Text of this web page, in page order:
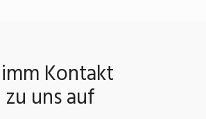
Kontakt
zu uns auf